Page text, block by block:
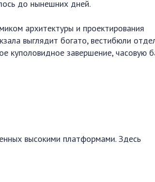
до нынешних дней.
архитектуры и проектирования
выглядит богато, вестибюли
куполовидное завершение, часовую
высокими платформами. Здесь